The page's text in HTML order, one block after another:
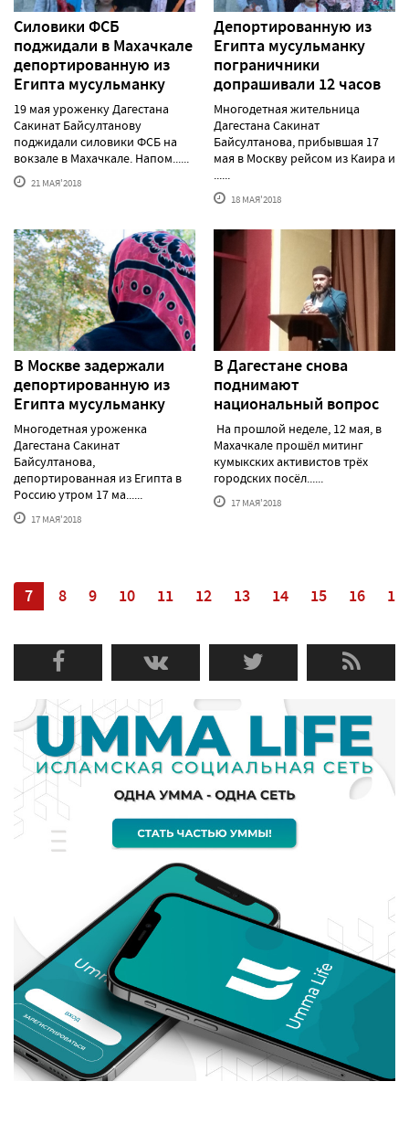
Силовики ФСБ
поджидали в Махачкале
депортированную из
Египта мусульманку
19 мая уроженку Дагестана
Сакинат Байсултанову
поджидали силовики ФСБ на
вокзале в Махачкале. Напом......
21 МАЯ'2018
Депортированную из
Египта мусульманку
пограничники
допрашивали 12 часов
Многодетная жительница
Дагестана Сакинат
Байсултанова, прибывшая 17
мая в Москву рейсом из Каира и
......
18 МАЯ'2018
В Москве задержали
депортированную из
Египта мусульманку
Многодетная уроженка
Дагестана Сакинат
Байсултанова,
депортированная из Египта в
Россию утром 17 ма......
17 МАЯ'2018
В Дагестане снова
поднимают
национальный вопрос
На прошлой неделе, 12 мая, в
Махачкале прошёл митинг
кумыкских активистов трёх
городских посёл......
17 МАЯ'2018
7 8 9 10 11 12 13 14 15 16 17